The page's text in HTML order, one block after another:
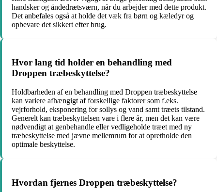
handsker og åndedrætsværn, når du arbejder med dette produkt.
Det anbefales også at holde det væk fra børn og kæledyr og
opbevare det sikkert efter brug.
Hvor lang tid holder en behandling med
Droppen træbeskyttelse?
Holdbarheden af en behandling med Droppen træbeskyttelse
kan variere afhængigt af forskellige faktorer som f.eks.
vejrforhold, eksponering for sollys og vand samt træets tilstand.
Generelt kan træbeskyttelsen vare i flere år, men det kan være
nødvendigt at genbehandle eller vedligeholde træet med ny
træbeskyttelse med jævne mellemrum for at opretholde den
optimale beskyttelse.
Hvordan fjernes Droppen træbeskyttelse?